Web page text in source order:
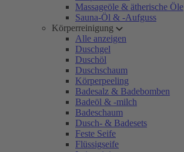
Massageöle & ätherische Öle
Sauna-Öl & -Aufguss
Körperreinigung
Alle anzeigen
Duschgel
Duschöl
Duschschaum
Körperpeeling
Badesalz & Badebomben
Badeöl & -milch
Badeschaum
Dusch- & Badesets
Feste Seife
Flüssigseife